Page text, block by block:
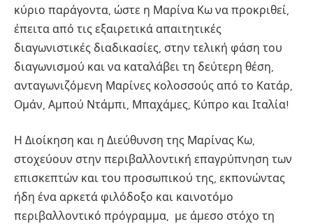
κύριο παράγοντα, ώστε η Μαρίνα Κω να προκριθεί,
έπειτα από τις εξαιρετικά απαιτητικές
διαγωνιστικές διαδικασίες, στην τελική φάση του
διαγωνισμού και να καταλάβει τη δεύτερη θέση,
ανταγωνιζόμενη Μαρίνες κολοσσούς από το Κατάρ,
Ομάν, Αμπού Ντάμπι, Μπαχάμες, Κύπρο και Ιταλία!
Η Διοίκηση και η Διεύθυνση της Μαρίνας Κω,
στοχεύουν στην περιβαλλοντική επαγρύπνηση των
επισκεπτών και του προσωπικού της, εκπονώντας
ήδη ένα αρκετά φιλόδοξο και καινοτόμο
περιβαλλοντικό πρόγραμμα, με άμεσο στόχο τη